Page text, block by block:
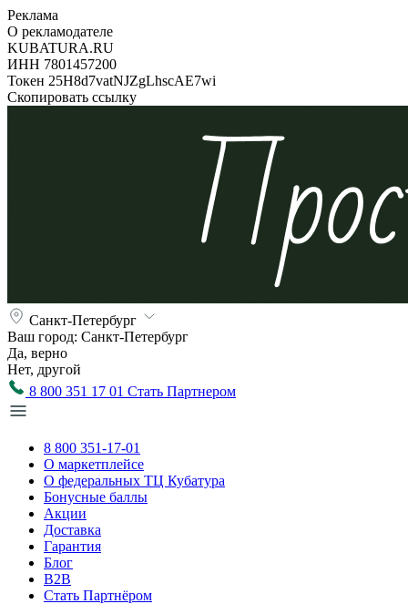
Реклама
О рекламодателе
KUBATURA.RU
ИНН 7801457200
Токен 25H8d7vatNJZgLhscAE7wi
Скопировать ссылку
Санкт-Петербург
Ваш город: Санкт-Петербург
Да, верно
Нет, другой
8 800 351 17 01 Стать Партнером
8 800 351-17-01
О маркетплейсе
О федеральных ТЦ Кубатура
Бонусные баллы
Акции
Доставка
Гарантия
Блог
B2B
Стать Партнёром